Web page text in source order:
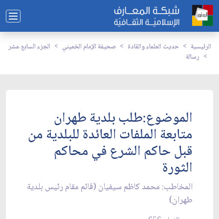
الرئيسية حديث العلماء والقادة صحيفة الإمام الخميني
الجزء السابع عشر
رسالة
الموضوع:طلب بلدية طهران
متابعة الملفات العائدة للبلدية من
قبل حاكم الشرع في محاكم
الثورة
المخاطب: محمد كاظم سيفيان (قائم مقام رئيس بلدية
طهران)